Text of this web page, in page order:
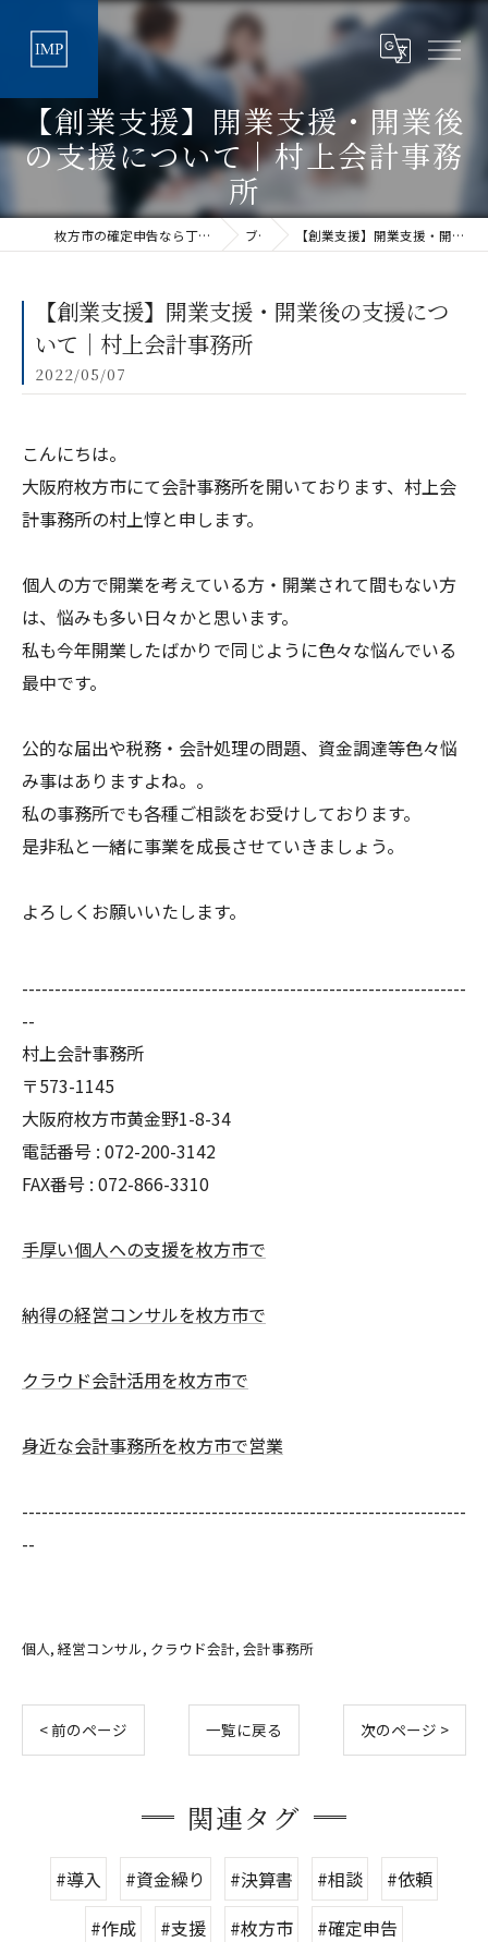
【創業支援】開業支援・開業後
の支援について｜村上会計事務
所
枚方市の確定申告なら丁寧な税理士法人アイムパートナーズ ブログ 【創業支援】開業支援・開業後の支援について｜村上会計事務所
【創業支援】開業支援・開業後の支援につ
いて｜村上会計事務所
2022/05/07
こんにちは。
大阪府枚方市にて会計事務所を開いております、村上会
計事務所の村上惇と申します。
個人の方で開業を考えている方・開業されて間もない方
は、悩みも多い日々かと思います。
私も今年開業したばかりで同じように色々な悩んでいる
最中です。
公的な届出や税務・会計処理の問題、資金調達等色々悩
み事はありますよね。。
私の事務所でも各種ご相談をお受けしております。
是非私と一緒に事業を成長させていきましょう。
よろしくお願いいたします。
--------------------------------------------------------------------
--
村上会計事務所
〒573-1145
大阪府枚方市黄金野1-8-34
電話番号 : 072-200-3142
FAX番号 : 072-866-3310
手厚い個人への支援を枚方市で
納得の経営コンサルを枚方市で
クラウド会計活用を枚方市で
身近な会計事務所を枚方市で営業
--------------------------------------------------------------------
--
個人 経営コンサル クラウド会計 会計事務所
< 前のページ 一覧に戻る 次のページ >
関連タグ
#導入 #資金繰り #決算書 #相談
#依頼
#作成
#支援 #枚方市 #確定申告